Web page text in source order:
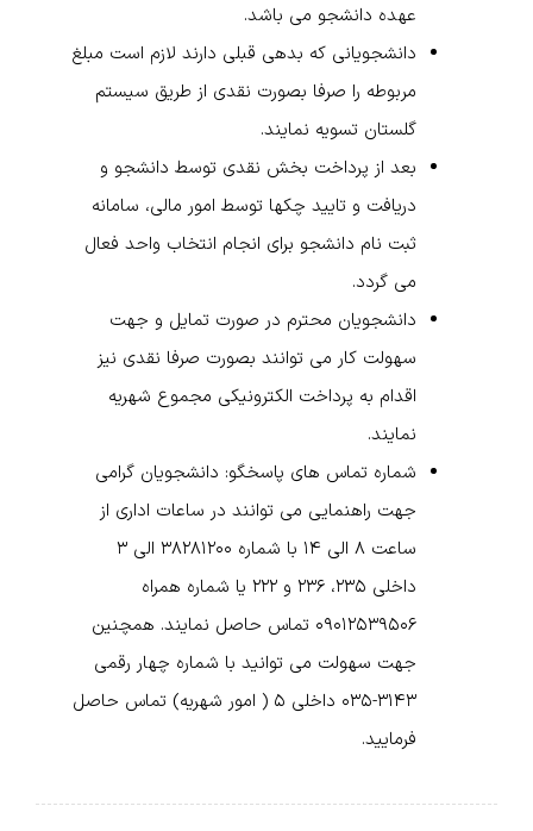
عهده دانشجو می باشد.
دانشجویانی که بدهی قبلی دارند لازم است مبلغ
مربوطه را صرفا بصورت نقدی از طریق سیستم
گلستان تسویه نمایند.
بعد از پرداخت بخش نقدی توسط دانشجو و
دریافت و تایید چکها توسط امور مالی، سامانه
ثبت نام دانشجو برای انجام انتخاب واحد فعال
می گردد.
دانشجویان محترم در صورت تمایل و جهت
سهولت کار می توانند بصورت صرفا نقدی نیز
اقدام به پرداخت الکترونیکی مجموع شهریه
نمایند.
شماره تماس های پاسخگو: دانشجویان گرامی
جهت راهنمایی می توانند در ساعات اداری از
ساعت ۸ الی ۱۴ با شماره ۳۸۲۸۱۲۰۰ الی ۳
داخلی ۲۳۵، ۲۳۶ و ۲۲۲ یا شماره همراه
۰۹۰۱۲۵۳۹۵۰۶ تماس حاصل نمایند. همچنین
جهت سهولت می توانید با شماره چهار رقمی
۳۱۴۳-۰۳۵ داخلی ۵ ( امور شهریه) تماس حاصل
فرمایید.